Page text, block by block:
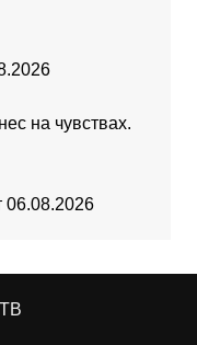
на чувствах.
06.08.2026